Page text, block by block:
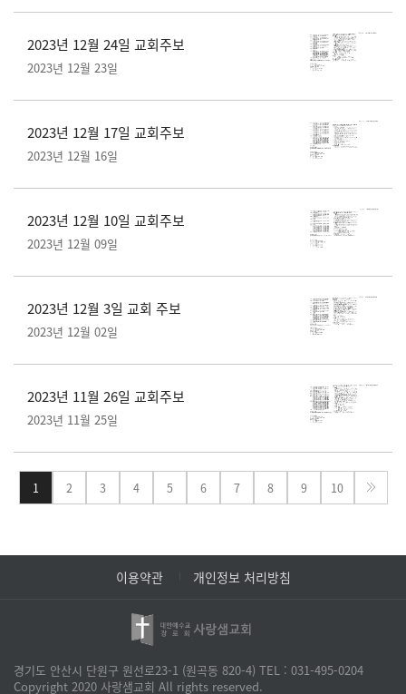
2023년 12월 24일 교회주보
2023년 12월 23일
2023년 12월 17일 교회주보
2023년 12월 16일
2023년 12월 10일 교회주보
2023년 12월 09일
2023년 12월 3일 교회 주보
2023년 12월 02일
2023년 11월 26일 교회주보
2023년 11월 25일
1 2 3 4 5 6 7 8 9 10
이용약관 개인정보 처리방침
경기도 안산시 단원구 원선로23-1 (원곡동 820-4) TEL : 031-495-0204
Copyright 2020 사랑샘교회 All rights reserved.